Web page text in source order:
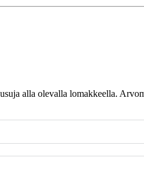
alla olevalla lomakkeella.